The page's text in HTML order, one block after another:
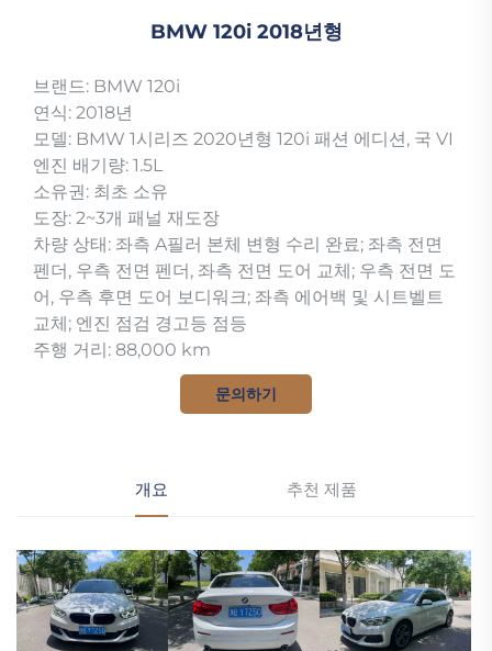
BMW 120i 2018년형
브랜드: BMW 120i
연식: 2018년
모델: BMW 1시리즈 2020년형 120i 패션 에디션, 국 VI
엔진 배기량: 1.5L
소유권: 최초 소유
도장: 2~3개 패널 재도장
차량 상태: 좌측 A필러 본체 변형 수리 완료; 좌측 전면
펜더, 우측 전면 펜더, 좌측 전면 도어 교체; 우측 전면 도
어, 우측 후면 도어 보디워크; 좌측 에어백 및 시트벨트
교체; 엔진 점검 경고등 점등
주행 거리: 88,000 km
문의하기
개요 추천 제품